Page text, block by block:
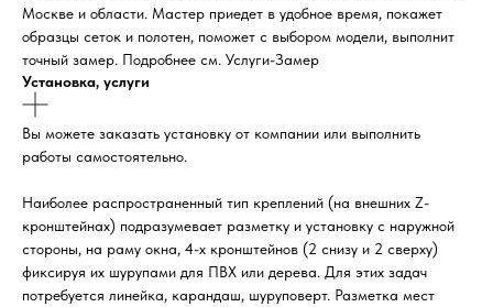
Москве и области. Мастер приедет в удобное время, покажет
образцы сеток и полотен, поможет с выбором модели, выполнит
точный замер. Подробнее см. Услуги-Замер
Установка, услуги
Вы можете заказать установку от компании или выполнить
работы самостоятельно.
Наиболее распространенный тип креплений (на внешних Z-
кронштейнах) подразумевает разметку и установку с наружной
стороны, на раму окна, 4-х кронштейнов (2 снизу и 2 сверху)
фиксируя их шурупами для ПВХ или дерева. Для этих задач
потребуется линейка, карандаш, шуруповерт. Разметка мест